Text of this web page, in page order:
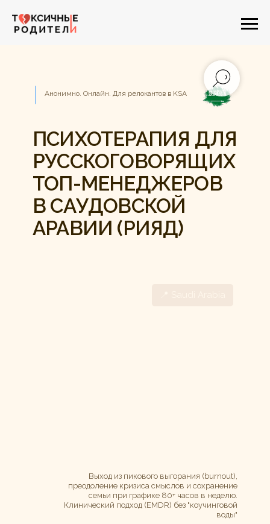
Выход из пикового выгорания (burnout),
преодоление кризиса смыслов и сохранение
семьи при графике 80+ часов в неделю.
Клинический подход (EMDR) без "коучинговой
воды"
Анонимно. Онлайн. Для релокантов в KSA
ПСИХОТЕРАПИЯ ДЛЯ
РУССКОГОВОРЯЩИХ
ТОП-МЕНЕДЖЕРОВ
В САУДОВСКОЙ
АРАВИИ (РИЯД)